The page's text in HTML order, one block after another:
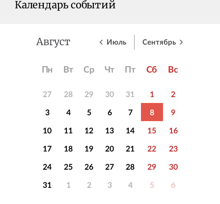
Календарь событий
Август Июль Сентябрь
Пн Вт Ср Чт Пт Сб Вс
27 28 29 30 31 1
2
3
4 5 6 7 8
9
10
11 12 13 14 15
16
17
18 19 20 21 22
23
24
25 26 27 28 29
30
31
1 2 3 4 5 6